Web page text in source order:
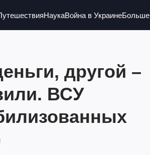
НаукаВойна в УкраинеБольше
другой –
ВСУ